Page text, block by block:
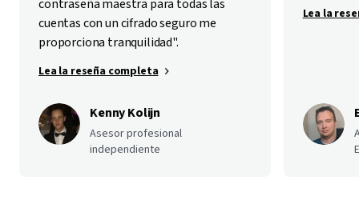
contraseña maestra para todas las
cuentas con un cifrado seguro me
proporciona tranquilidad".
Lea la reseña completa
Kenny Kolijn
Asesor profesional
independiente
Lea la